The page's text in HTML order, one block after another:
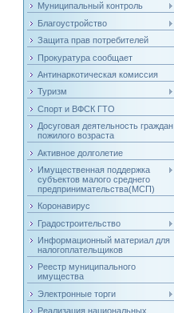
Муниципальный контроль
Благоустройство
Защита прав потребителей
Прокуратура сообщает
Антинаркотическая комиссия
Туризм
Спорт и ВФСК ГТО
Досуговая деятельность граждан
пожилого возраста
Активное долголетие
Имущественная поддержка
субъектов малого среднего
предпринимательства(МСП)
Коронавирус
Градостроительство
Информационный материал для
налогоплательщиков
Реестр муниципального
имущества
Электронные торги
Реализация национальных